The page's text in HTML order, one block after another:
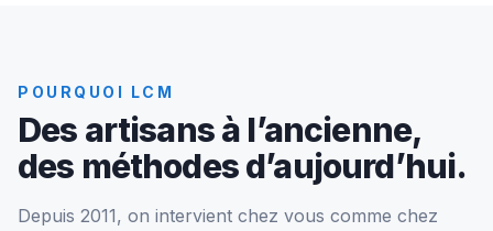
POURQUOI LCM
Des artisans à l’ancienne,
des méthodes d’aujourd’hui.
Depuis 2011, on intervient chez vous comme chez